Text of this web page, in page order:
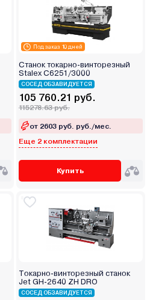
Под заказ 10 дней
Станок токарно-винторезный
Stalex C6251/3000
СОСЕД ОБЗАВИДУЕТСЯ
105 760.21 руб.
115278.63 руб.
от 2603 руб. руб./мес.
Еще 2 комплектации
Купить
Токарно-винторезный станок
Jet GH-2640 ZH DRO
СОСЕД ОБЗАВИДУЕТСЯ